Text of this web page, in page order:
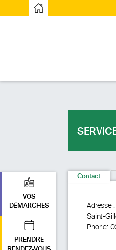
Page d’accueilPage
VOS
DÉMARCHES
PRENDRE
Contact
Adresse :
Saint-
Phone: